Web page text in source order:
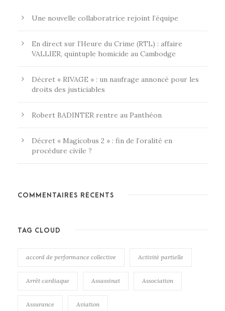
Une nouvelle collaboratrice rejoint l’équipe
En direct sur l’Heure du Crime (RTL) : affaire
VALLIER, quintuple homicide au Cambodge
Décret « RIVAGE » : un naufrage annoncé pour les
droits des justiciables
Robert BADINTER rentre au Panthéon
Décret « Magicobus 2 » : fin de l’oralité en
procédure civile ?
COMMENTAIRES RÉCENTS
TAG CLOUD
accord de performance collective Activité partielle
Arrêt cardiaque Assassinat Association
Assurance Aviation